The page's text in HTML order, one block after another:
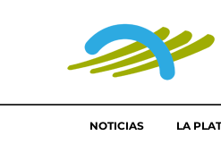
NOTICIAS LA